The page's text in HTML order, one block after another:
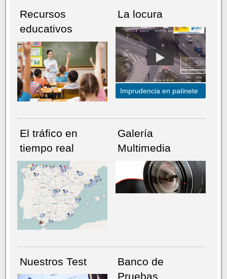
NÚMERO ACTUALHEMEROTECA
Recursos
educativos
La locura
Imprudencia en patinete
El tráfico en
tiempo real
Galería
Multimedia
Nuestros Test
Banco de
Pruebas